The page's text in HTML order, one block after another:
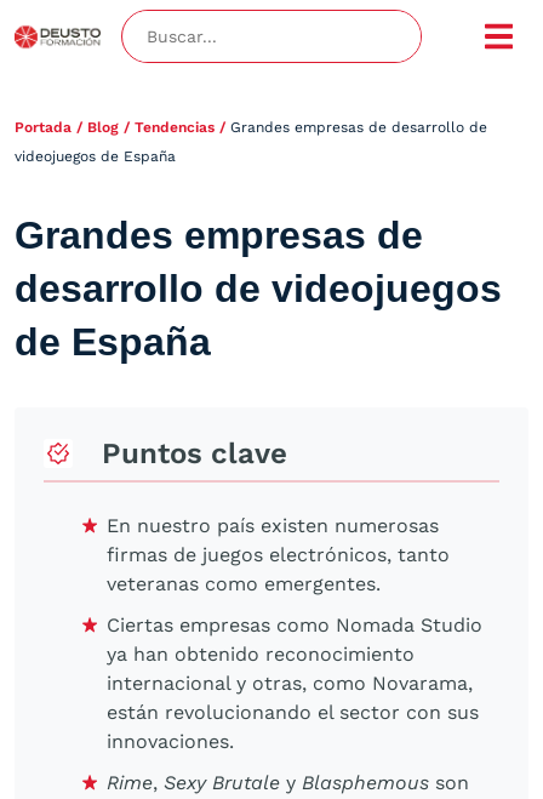
Portada / Blog / Tendencias / Grandes empresas de desarrollo de
videojuegos de España
Grandes empresas de
desarrollo de videojuegos
de España
Puntos clave
En nuestro país existen numerosas
firmas de juegos electrónicos, tanto
veteranas como emergentes.
Ciertas empresas como Nomada Studio
ya han obtenido reconocimiento
internacional y otras, como Novarama,
están revolucionando el sector con sus
innovaciones.
Rime, Sexy Brutale y Blasphemous son